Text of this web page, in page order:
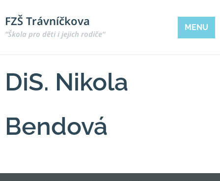
FZŠ Trávníčkova
“Škola pro děti i jejich rodiče“
MENU
DiS. Nikola
Bendová